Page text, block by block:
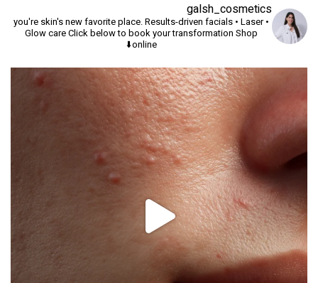
galsh_cosmetics
you're skin's new favorite place.Results-driven facials • Laser •
Glow careClick below to book your transformation Shop
online⬇️